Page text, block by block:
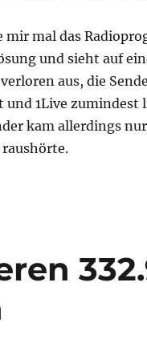
mir mal das
und sieht auf
aus, die
1Live zumindest
kam allerdings